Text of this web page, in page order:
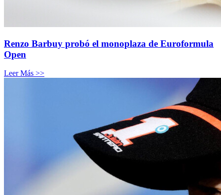
Renzo Barbuy probó el monoplaza de Euroformula
Open
Leer Más >>